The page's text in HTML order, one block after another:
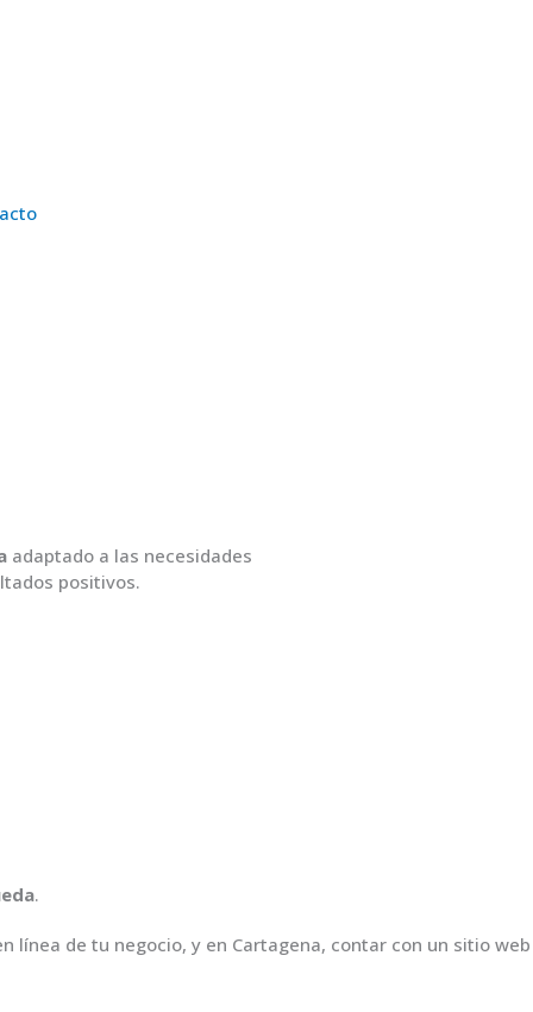
adaptado a las necesidades
positivos.
.
línea de tu negocio, y en Cartagena, contar con un sitio web